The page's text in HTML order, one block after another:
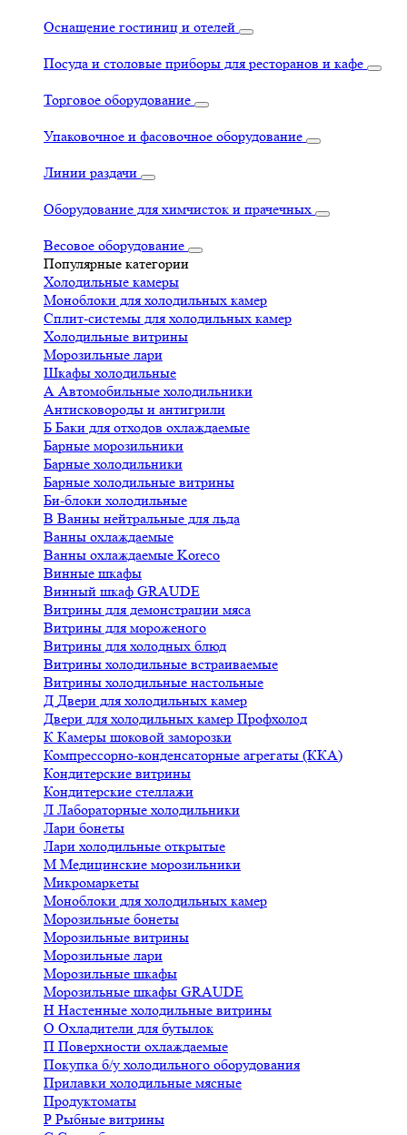
Оснащение гостиниц и отелей
Посуда и столовые приборы для ресторанов и кафе
Торговое оборудование
Упаковочное и фасовочное оборудование
Линии раздачи
Оборудование для химчисток и прачечных
Весовое оборудование
Популярные категории
Холодильные камеры
Моноблоки для холодильных камер
Сплит-системы для холодильных камер
Холодильные витрины
Морозильные лари
Шкафы холодильные
А Автомобильные холодильники
Антисковороды и антигрили
Б Баки для отходов охлаждаемые
Барные морозильники
Барные холодильники
Барные холодильные витрины
Би-блоки холодильные
В Ванны нейтральные для льда
Ванны охлаждаемые
Ванны охлаждаемые Koreco
Винные шкафы
Винный шкаф GRAUDE
Витрины для демонстрации мяса
Витрины для мороженого
Витрины для холодных блюд
Витрины холодильные встраиваемые
Витрины холодильные настольные
Д Двери для холодильных камер
Двери для холодильных камер Профхолод
К Камеры шоковой заморозки
Компрессорно-конденсаторные агрегаты (ККА)
Кондитерские витрины
Кондитерские стеллажи
Л Лабораторные холодильники
Лари бонеты
Лари холодильные открытые
М Медицинские морозильники
Микромаркеты
Моноблоки для холодильных камер
Морозильные бонеты
Морозильные витрины
Морозильные лари
Морозильные шкафы
Морозильные шкафы GRAUDE
Н Настенные холодильные витрины
О Охладители для бутылок
П Поверхности охлаждаемые
Покупка б/у холодильного оборудования
Прилавки холодильные мясные
Продуктоматы
Р Рыбные витрины